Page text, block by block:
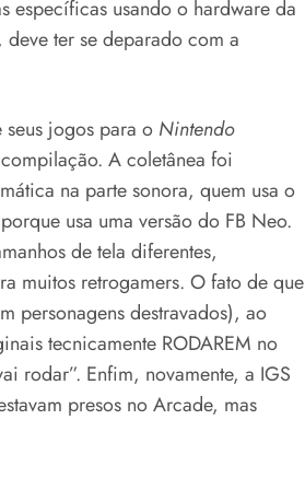
específicas usando o hardware da
ter se deparado com a
jogos para o Nintendo
A coletânea foi
na parte sonora, quem usa o
usa uma versão do FB Neo.
de tela diferentes,
muitos retrogamers. O fato de que
personagens destravados), ao
tecnicamente RODAREM no
rodar”. Enfim, novamente, a IGS
presos no Arcade, mas